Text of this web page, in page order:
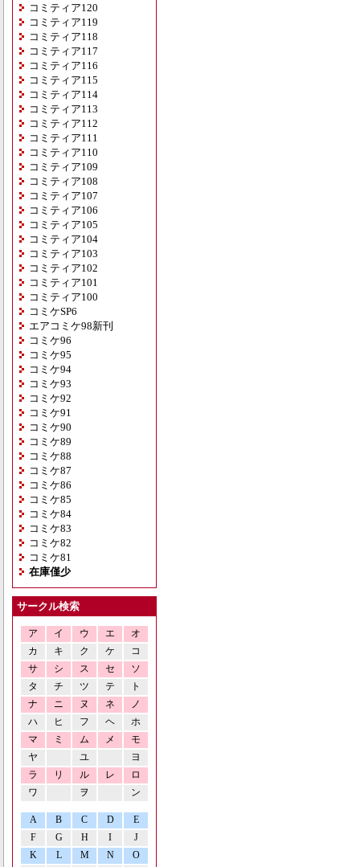
コミティア120
コミティア119
コミティア118
コミティア117
コミティア116
コミティア115
コミティア114
コミティア113
コミティア112
コミティア111
コミティア110
コミティア109
コミティア108
コミティア107
コミティア106
コミティア105
コミティア104
コミティア103
コミティア102
コミティア101
コミティア100
コミケSP6
エアコミケ98新刊
コミケ96
コミケ95
コミケ94
コミケ93
コミケ92
コミケ91
コミケ90
コミケ89
コミケ88
コミケ87
コミケ86
コミケ85
コミケ84
コミケ83
コミケ82
コミケ81
在庫僅少
サークル検索
ア イ ウ エ
オ
カ
キ ク ケ
コ
サ
シ ス セ
ソ
タ
チ ツ テ
ト
ナ
ニ ヌ ネ
ノ
ハ
ヒ フ ヘ
ホ
マ
ミ ム メ
モ
ヤ
ユ
ヨ
ラ
リ ル レ
ロ
ワ
ヲ ン
A B C D
E
F
G H I
J
K
L M N O